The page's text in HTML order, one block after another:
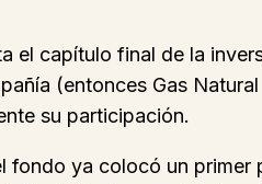
el capítulo final de la
(entonces Gas
su participación.
fondo ya colocó un